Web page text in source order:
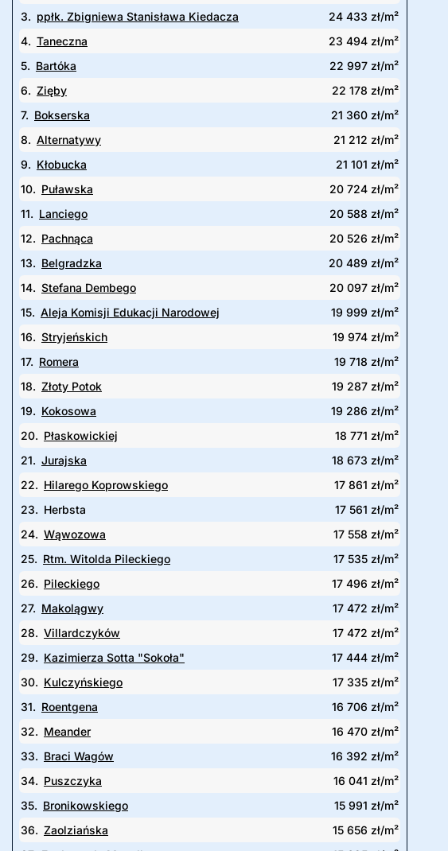
3. ppłk. Zbigniewa Stanisława Kiedacza
24 433 zł/m²
4. Taneczna
23 494 zł/m²
5. Bartóka
22 997 zł/m²
6. Zięby
22 178 zł/m²
7. Bokserska
21 360 zł/m²
8. Alternatywy
21 212 zł/m²
9. Kłobucka
21 101 zł/m²
10. Puławska
20 724 zł/m²
11. Lanciego
20 588 zł/m²
12. Pachnąca
20 526 zł/m²
13. Belgradzka
20 489 zł/m²
14. Stefana Dembego
20 097 zł/m²
15. Aleja Komisji Edukacji Narodowej
19 999 zł/m²
16. Stryjeńskich
19 974 zł/m²
17. Romera
19 718 zł/m²
18. Złoty Potok
19 287 zł/m²
19. Kokosowa
19 286 zł/m²
20. Płaskowickiej
18 771 zł/m²
21. Jurajska
18 673 zł/m²
22. Hilarego Koprowskiego
17 861 zł/m²
23. Herbsta
17 561 zł/m²
24. Wąwozowa
17 558 zł/m²
25. Rtm. Witolda Pileckiego
17 535 zł/m²
26. Pileckiego
17 496 zł/m²
27. Makolągwy
17 472 zł/m²
28. Villardczyków
17 472 zł/m²
29. Kazimierza Sotta "Sokoła"
17 444 zł/m²
30. Kulczyńskiego
17 335 zł/m²
31. Roentgena
16 706 zł/m²
32. Meander
16 470 zł/m²
33. Braci Wagów
16 392 zł/m²
34. Puszczyka
16 041 zł/m²
35. Bronikowskiego
15 991 zł/m²
36. Zaolziańska
15 656 zł/m²